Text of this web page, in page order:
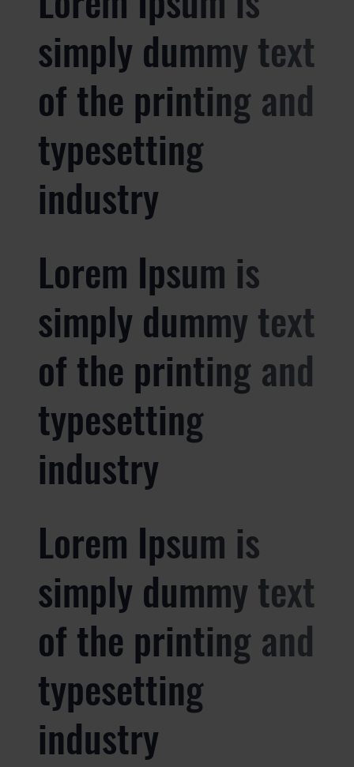
simply dummy text
of the printing and
typesetting
industry
Lorem Ipsum is
simply dummy text
of the printing and
typesetting
industry
Lorem Ipsum is
simply dummy text
of the printing and
typesetting
industry